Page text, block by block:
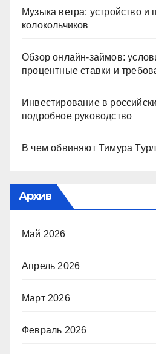
Музыка ветра: устройство и
колокольчиков
Обзор онлайн-займов:
процентные ставки и
Инвестирование в
подробное руководство
В чем обвиняют Тимура
Архив
Май 2026
Апрель 2026
Март 2026
Февраль 2026